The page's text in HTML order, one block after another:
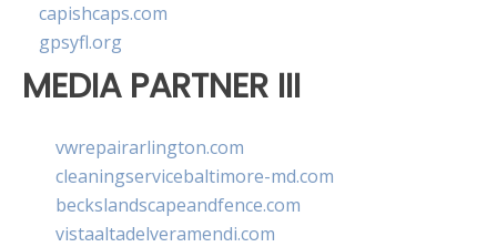
capishcaps.com
gpsyfl.org
MEDIA PARTNER III
vwrepairarlington.com
cleaningservicebaltimore-md.com
beckslandscapeandfence.com
vistaaltadelveramendi.com